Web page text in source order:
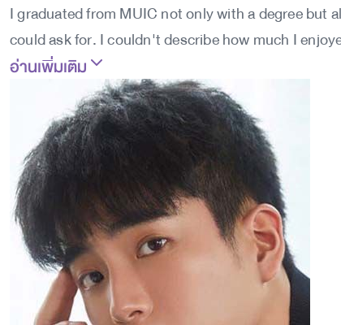
I graduated from MUIC not only with a degree but
could ask for. I couldn't describe how much I
อ่านเพิ่มเติม